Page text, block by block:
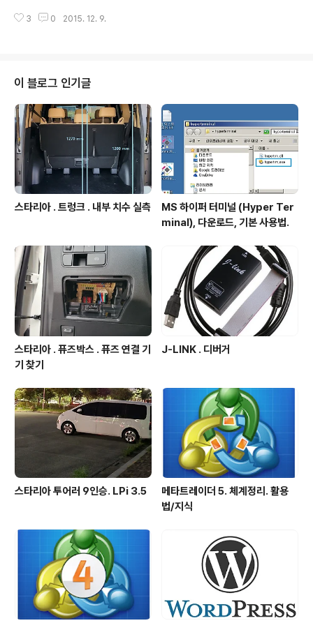
드. 다운로드 주소 ..
-kr/download/ 다운로드 받고 설치 하면 끝. ///474.
3 0 2015. 12. 9.
이 블로그 인기글
스타리아 . 트렁크 . 내부 치수 실측
MS 하이퍼 터미널 (Hyper Ter
minal), 다운로드, 기본 사용법.
스타리아 . 퓨즈박스 . 퓨즈 연결 기
기 찾기
J-LINK . 디버거
스타리아 투어러 9인승. LPi 3.5
메타트레이더 5. 체계정리. 활용
법/지식